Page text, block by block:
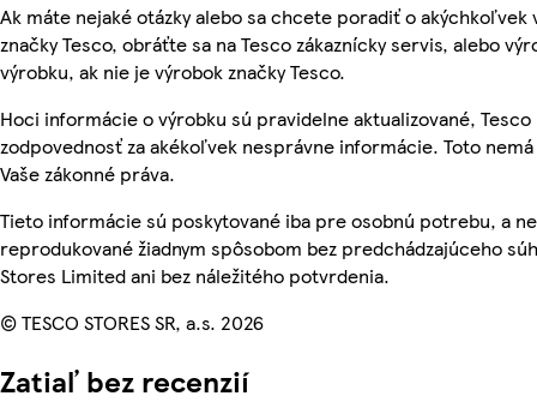
Ak máte nejaké otázky alebo sa chcete poradiť o akýchkoľvek
značky Tesco, obráťte sa na Tesco zákaznícky servis, alebo
výrobku, ak nie je výrobok značky Tesco.
Hoci informácie o výrobku sú pravidelne aktualizované, Tesco
zodpovednosť za akékoľvek nesprávne informácie. Toto
Vaše zákonné práva.
Tieto informácie sú poskytované iba pre osobnú potrebu, a
reprodukované žiadnym spôsobom bez predchádzajúceho
Stores Limited ani bez náležitého potvrdenia.
© TESCO STORES SR, a.s. 2026
Zatiaľ bez recenzií